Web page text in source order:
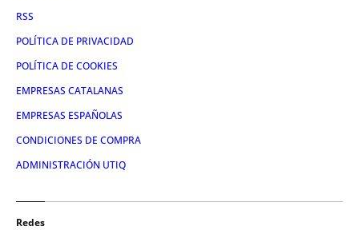
RSS
POLÍTICA DE PRIVACIDAD
POLÍTICA DE COOKIES
EMPRESAS CATALANAS
EMPRESAS ESPAÑOLAS
CONDICIONES DE COMPRA
ADMINISTRACIÓN UTIQ
Redes